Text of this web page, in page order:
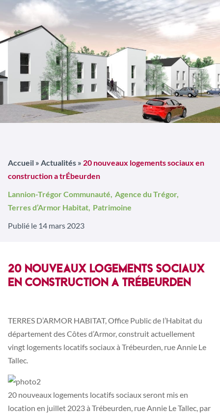
Accueil» Actualités» 20 nouveaux logements sociaux en
construction a trÉbeurden
Lannion-Trégor Communauté, Agence du Trégor,
Terres d’Armor Habitat, Patrimoine
Publié le 14 mars 2023
20 NOUVEAUX LOGEMENTS SOCIAUX
EN CONSTRUCTION A TRÉBEURDEN
TERRES D’ARMOR HABITAT, Office Public de l’Habitat du
département des Côtes d’Armor, construit actuellement
vingt logements locatifs sociaux à Trébeurden, rue Annie Le
Tallec.
20 nouveaux logements locatifs sociaux seront mis en
location en juillet 2023 à Trébeurden, rue Annie Le Tallec, par